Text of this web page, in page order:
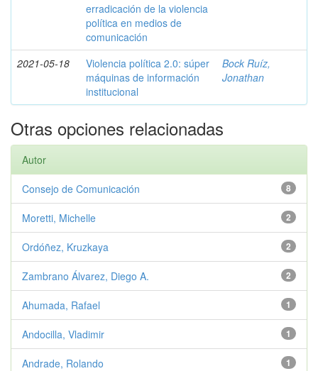
erradicación de la violencia
política en medios de
comunicación
2021-05-18
Violencia política 2.0: súper
máquinas de información
institucional
Bock Ruíz,
Jonathan
Otras opciones relacionadas
Autor
8
Consejo de Comunicación
2
Moretti, Michelle
2
Ordóñez, Kruzkaya
2
Zambrano Álvarez, Diego A.
1
Ahumada, Rafael
1
Andocilla, Vladimir
1
Andrade, Rolando